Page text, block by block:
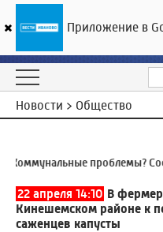
Новости > Общество
проблемы?
22 апреля 14:10 В
Кинешемском районе к
саженцев капусты
Приложение в